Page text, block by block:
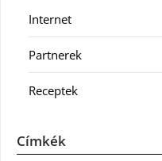
Internet
Partnerek
Receptek
Címkék